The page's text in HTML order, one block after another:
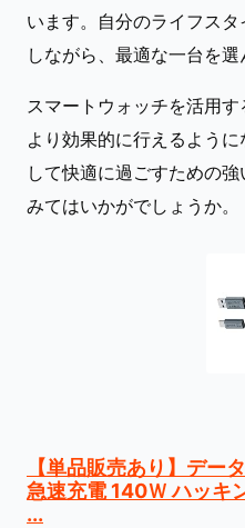
います。自分のライフス
しながら、最適な一台を選
スマートウォッチを活用
より効果的に行えるよう
して快適に過ごすための
みてはいかがでしょうか。
【単品販売あり】デー
急速充電 140Ｗ ハッキ
...